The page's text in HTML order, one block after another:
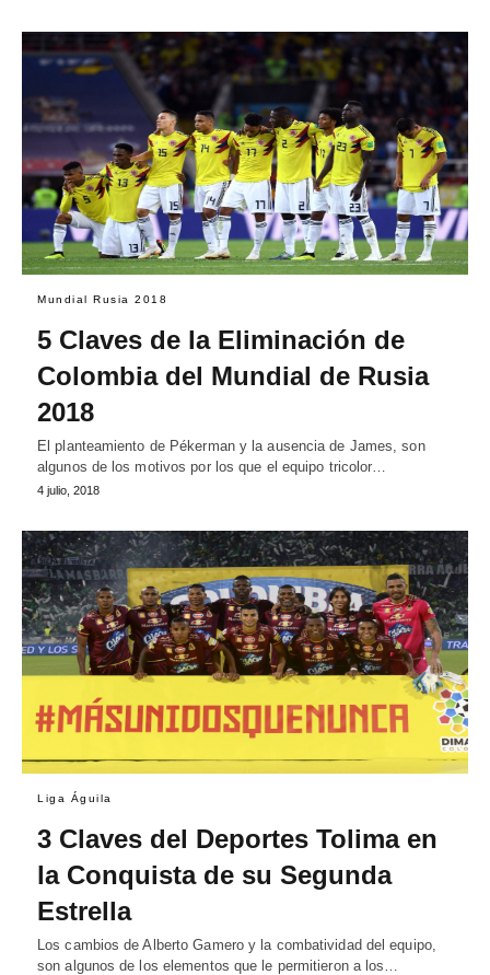
Mundial Rusia 2018
5 Claves de la Eliminación de
Colombia del Mundial de Rusia
2018
El planteamiento de Pékerman y la ausencia de James, son
algunos de los motivos por los que el equipo tricolor…
4 julio, 2018
Liga Águila
3 Claves del Deportes Tolima en
la Conquista de su Segunda
Estrella
Los cambios de Alberto Gamero y la combatividad del equipo,
son algunos de los elementos que le permitieron a los…